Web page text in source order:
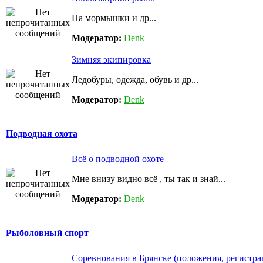
На мормышки и др...
Модератор: Denk
Зимняя экипировка
Ледобуры, одежда, обувь и др...
Модератор: Denk
Подводная охота
Всё о подводной охоте
Мне внизу видно всё , ты так и знай...
Модератор: Denk
Рыболовный спорт
Соревнования в Брянске (положения,